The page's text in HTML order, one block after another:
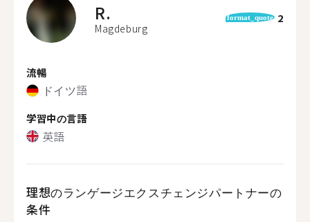
R.
Magdeburg
format_quote 2
流暢
ドイツ語
学習中の言語
英語
理想のランゲージエクスチェンジパートナーの
条件